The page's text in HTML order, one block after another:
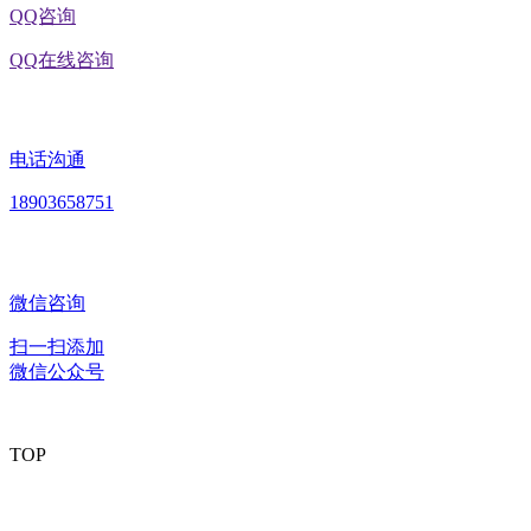
QQ咨询
QQ在线咨询
电话沟通
18903658751
微信咨询
扫一扫添加
微信公众号
TOP